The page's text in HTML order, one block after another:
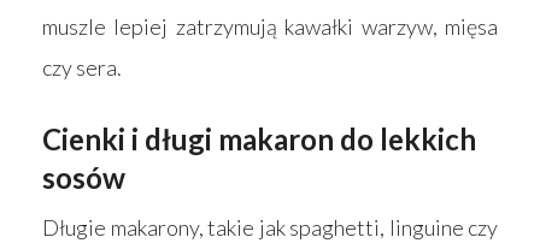
muszle lepiej zatrzymują kawałki warzyw, mięsa
czy sera.
Cienki i długi makaron do lekkich
sosów
Długie makarony, takie jak spaghetti, linguine czy